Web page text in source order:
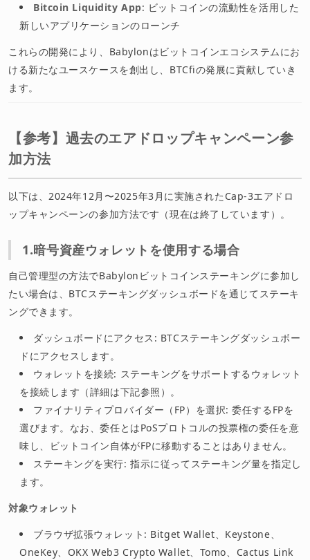
Bitcoin Liquidity App: ビットコインの流動性を活用した
新しいアプリケーションのローンチ
これらの開発により、Babylonはビットコインエコシステムにお
ける新たなユースケースを創出し、BTCfiの発展に貢献していき
ます。
【参考】過去のエアドロップキャンペーン参
加方法
以下は、2024年12月〜2025年3月に実施されたCap-3エアドロ
ップキャンペーンの参加方法です（現在は終了しています）。
1.暗号資産ウォレットを使用する場合
自己管理型の方法でBabylonビットコインステーキングに参加し
たい場合は、BTCステーキングダッシュボードを通じてステーキ
ングできます。
ダッシュボードにアクセス: BTCステーキングダッシュボー
ドにアクセスします。
ウォレットを接続: ステーキングをサポートするウォレット
を接続します（詳細は下記参照）。
ファイナリティプロバイダー（FP）を選択: 委任するFPを
選びます。なお、委任とはPoSプロトコルの投票権の委任を意
味し、ビットコイン自体がFPに移動することはありません。
ステーキングを実行: 指示に従ってステーキング量を指定し
ます。
対象ウォレット
ブラウザ拡張ウォレット: Bitget Wallet、Keystone、
OneKey、OKX Web3 Crypto Wallet、Tomo、Cactus Link